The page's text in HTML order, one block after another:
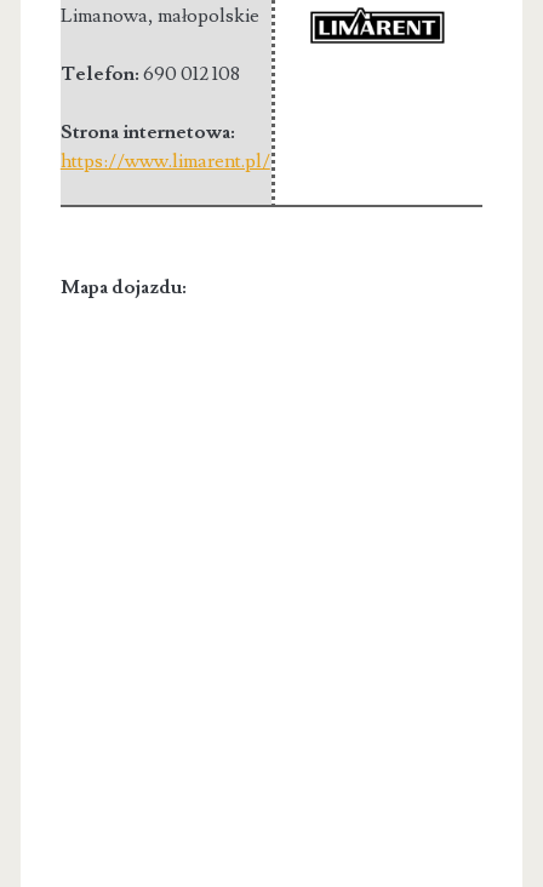
Limanowa, małopolskie
Telefon: 690 012 108
Strona internetowa:
https://www.limarent.pl/
Mapa dojazdu: